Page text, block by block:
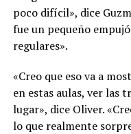
poco difícil», dice
fue un pequeño
regulares».
«Creo que eso va a
en estas aulas, ver las
lugar», dice Oliver.
lo que realmente